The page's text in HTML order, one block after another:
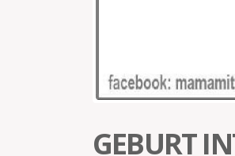
GEBURT